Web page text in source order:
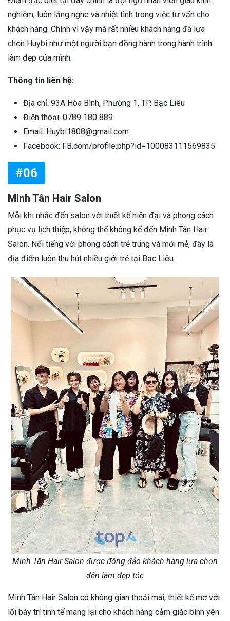
nghiệm, luôn lắng nghe và nhiệt tình trong việc tư vấn cho
khách hàng. Chính vì vậy mà rất nhiều khách hàng đã lựa
chọn Huybi như một người bạn đồng hành trong hành trình
làm đẹp của mình.
Thông tin liên hệ:
Địa chỉ: 93A Hòa Bình, Phường 1, TP. Bạc Liêu
Điện thoại: 0789 180 889
Email: Huybi1808@gmail.com
Facebook: FB.com/profile.php?id=100083111569835
#06
Minh Tân Hair Salon
Mỗi khi nhắc đến salon với thiết kế hiện đại và phong cách
phục vụ lịch thiệp, không thể không kể đến Minh Tân Hair
Salon. Nổi tiếng với phong cách trẻ trung và mới mẻ, đây là
địa điểm luôn thu hút nhiều giới trẻ tại Bạc Liêu.
Minh Tân Hair Salon được đông đảo khách hàng lựa chọn
đến làm đẹp tóc
Minh Tân Hair Salon có không gian thoải mái, thiết kế mở với
lối bày trí tinh tế mang lại cho khách hàng cảm giác bình yên